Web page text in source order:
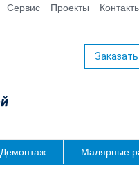
Сервис Проекты
Демонтаж Малярные